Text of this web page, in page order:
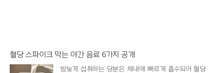
혈당 스파이크 막는 야간 음료 6가지 공개
밤늦게 섭취하는 당분은 체내에 빠르게 흡수되어 혈당